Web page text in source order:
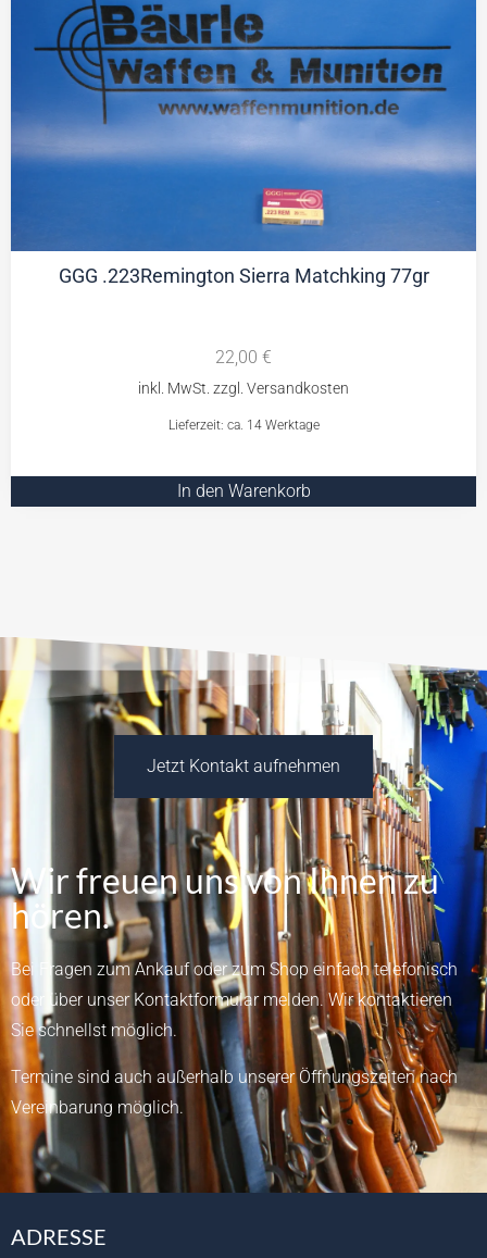
GGG .223Remington Sierra Matchking 77gr
22,00 €
Lieferzeit: ca. 14 Werktage
In den Warenkorb
Jetzt Kontakt aufnehmen
Wir freuen uns von Ihnen zu
hören.
Bei Fragen zum Ankauf oder zum Shop einfach telefonisch
oder über unser Kontaktformularmelden.Wir kontaktieren
Sie schnellst möglich.
Termine sind auch außerhalb unserer Öffnungszeiten nach
Vereinbarung möglich.
ADRESSE